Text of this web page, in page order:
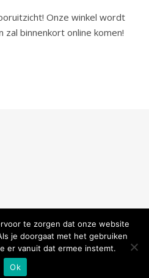
Onze winkel wordt
binnenkort online komen!
Gouders
Algemene voorwaarden
te zorgen dat onze website
je doorgaat met het gebruiken
er vanuit dat ermee instemt.
Ok